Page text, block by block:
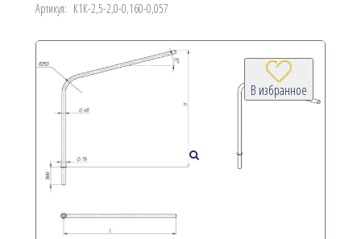
Артикул: К1К-2,5-2,0-0,160-0,057
В избранное